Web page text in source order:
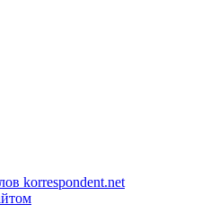
korrespondent.net